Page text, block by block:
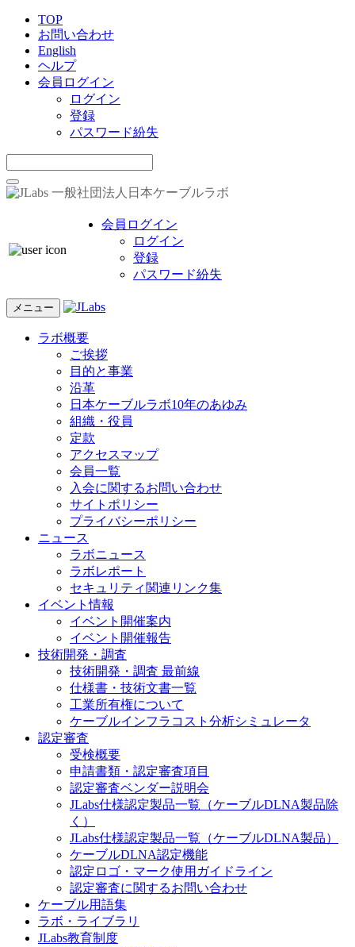
TOP
お問い合わせ
English
ヘルプ
会員ログイン
ログイン
登録
パスワード紛失
一般社団法人日本ケーブルラボ
会員ログイン
ログイン
登録
パスワード紛失
メニュー
ラボ概要
ご挨拶
目的と事業
沿革
日本ケーブルラボ10年のあゆみ
組織・役員
定款
アクセスマップ
会員一覧
入会に関するお問い合わせ
サイトポリシー
プライバシーポリシー
ニュース
ラボニュース
ラボレポート
セキュリティ関連リンク集
イベント情報
イベント開催案内
イベント開催報告
技術開発・調査
技術開発・調査 最前線
仕様書・技術文書一覧
工業所有権について
ケーブルインフラコスト分析シミュレータ
認定審査
受検概要
申請書類・認定審査項目
認定審査ベンダー説明会
JLabs仕様認定製品一覧（ケーブルDLNA製品除
く）
JLabs仕様認定製品一覧（ケーブルDLNA製品）
ケーブルDLNA認定機能
認定ロゴ・マーク使用ガイドライン
認定審査に関するお問い合わせ
ケーブル用語集
ラボ・ライブラリ
JLabs教育制度